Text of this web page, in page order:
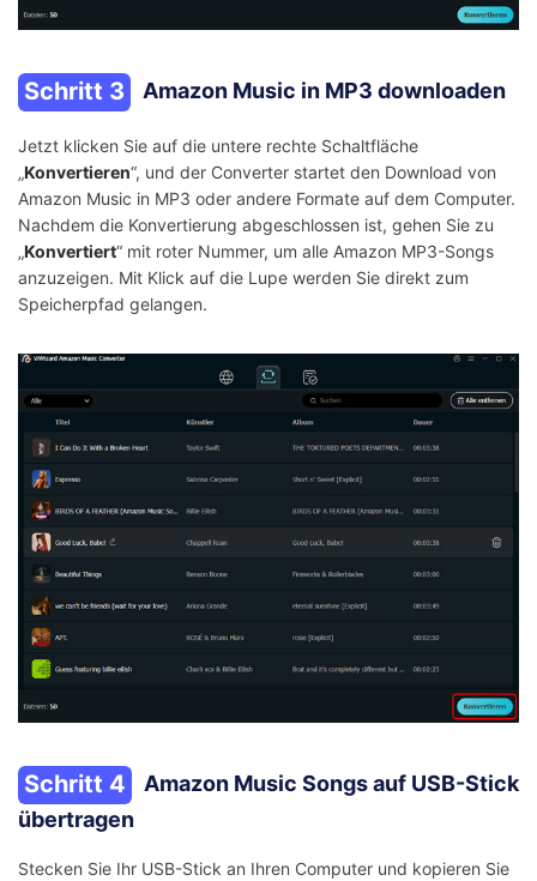
Schritt 3 Amazon Music in MP3 downloaden
Jetzt klicken Sie auf die untere rechte Schaltfläche
„Konvertieren“, und der Converter startet den Download von
Amazon Music in MP3 oder andere Formate auf dem Computer.
Nachdem die Konvertierung abgeschlossen ist, gehen Sie zu
„Konvertiert“ mit roter Nummer, um alle Amazon MP3-Songs
anzuzeigen. Mit Klick auf die Lupe werden Sie direkt zum
Speicherpfad gelangen.
Schritt 4
Amazon Music Songs auf USB-Stick
übertragen
Stecken Sie Ihr USB-Stick an Ihren Computer und kopieren Sie